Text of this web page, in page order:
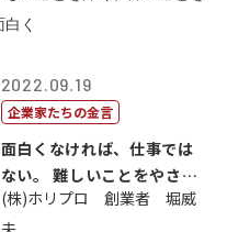
2022.09.19
企業家たちの金言
面白くなければ、仕事では
ない。 難しいことをやさし
く。やさし...
(株)ホリプロ 創業者 堀威